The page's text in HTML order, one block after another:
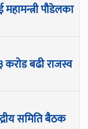
पौडेलका
करोड बढी राजस्व
समिति बैठक